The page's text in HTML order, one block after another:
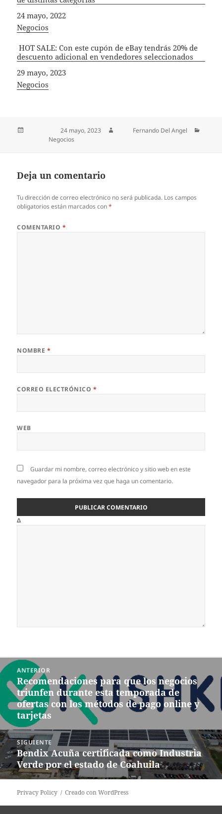
Fecha
24 mayo, 2022
In relation to
Negocios
HOT SALE: Con este cupón de eBay tendrás 20% de
descuento adicional en vendedores seleccionados
Fecha
29 mayo, 2023
In relation to
Negocios
Publicado el24 mayo, 2023
Fernando Del Angel
Negocios
Deja un comentario
Tu dirección de correo electrónico no será publicada. Los campos
obligatorios están marcados con*
COMENTARIO *
NOMBRE *
CORREO ELECTRÓNICO *
WEB
Guardar mi nombre, correo electrónico y sitio web en este
navegador para la próxima vez que haga un comentario.
Δ
Navegación
de
entradas
ANTERIOR
Entrada
anterior:
Recomendaciones para que los negocios
triunfen durante esta temporada de
ofertas con los métodos de pago online y
tarjetas
SIGUIENTE
Siguiente
entrada:
Bendix Acuña certificada como Industria
Verde por el estado de Coahuila
Privacy Policy Creado con WordPress